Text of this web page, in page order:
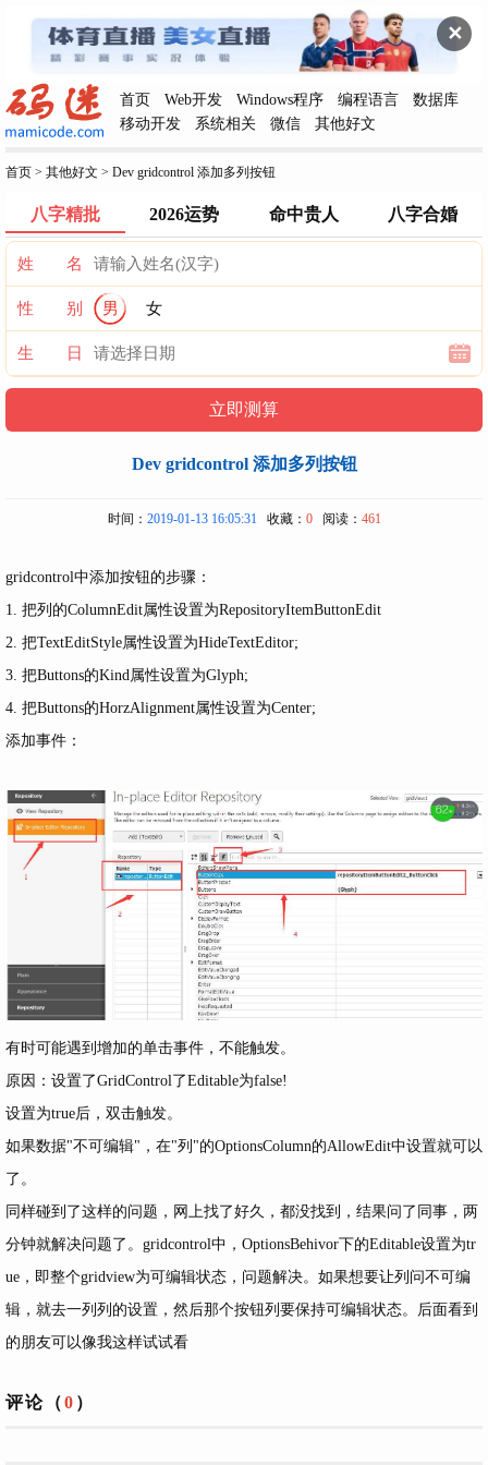
✕
首页 Web开发 Windows程序 编程语言
数据库
移动开发
系统相关 微信 其他好文
首页 > 其他好文 > Dev gridcontrol 添加多列按钮
八字精批 2026运势 命中贵人 八字合婚
姓 名
性 别 男 女
生 日
Dev gridcontrol 添加多列按钮
时间： 2019-01-13 16:05:31 收藏： 0阅读： 461
gridcontrol中添加按钮的步骤：
1. 把列的ColumnEdit属性设置为RepositoryItemButtonEdit
2. 把TextEditStyle属性设置为HideTextEditor;
3. 把Buttons的Kind属性设置为Glyph;
4. 把Buttons的HorzAlignment属性设置为Center;
添加事件：
有时可能遇到增加的单击事件，不能触发。
原因：设置了GridControl了Editable为false!
设置为true后，双击触发。
如果数据"不可编辑"，在"列"的OptionsColumn的AllowEdit中设置就可以
了。
同样碰到了这样的问题，网上找了好久，都没找到，结果问了同事，两
分钟就解决问题了。gridcontrol中，OptionsBehivor下的Editable设置为tr
ue，即整个gridview为可编辑状态，问题解决。如果想要让列问不可编
辑，就去一列列的设置，然后那个按钮列要保持可编辑状态。后面看到
的朋友可以像我这样试试看
评论（0 ）